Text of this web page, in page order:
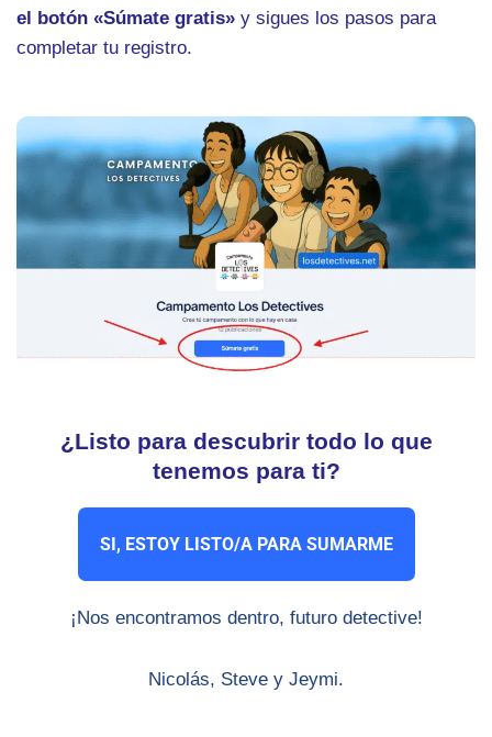
el botón «Súmate gratis» y sigues los pasos para
completar tu registro.
¿Listo para descubrir todo lo que
tenemos para ti?
SI, ESTOY LISTO/A PARA SUMARME
¡Nos encontramos dentro, futuro detective!
Nicolás, Steve y Jeymi.